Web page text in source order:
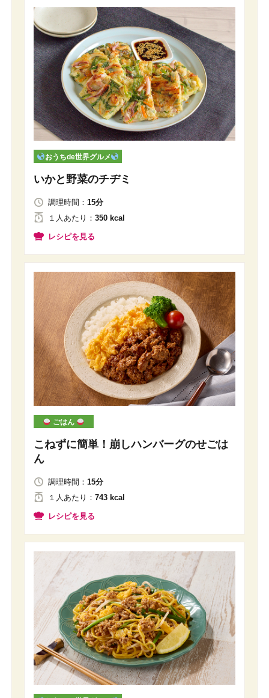
おうちde世界グルメ
いかと野菜のチヂミ
調理時間： 15分
１人あたり ： 350 kcal
レシピを見る
ごはん
こねずに簡単！崩しハンバーグのせごは
ん
調理時間： 15分
１人 あたり ： 743 kcal
レシピを見る